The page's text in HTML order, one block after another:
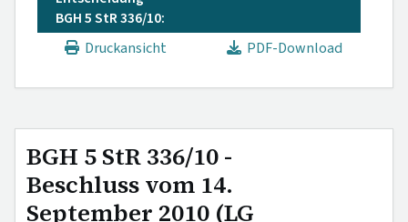
BGH 5 StR 336/10:
Druckansicht
PDF-Download
BGH 5 StR 336/10 -
Beschluss vom 14.
September 2010 (LG